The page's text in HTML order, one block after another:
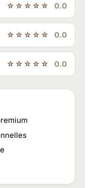
☆☆☆☆☆ 0.0
☆☆☆☆☆ 0.0
☆☆☆☆☆ 0.0